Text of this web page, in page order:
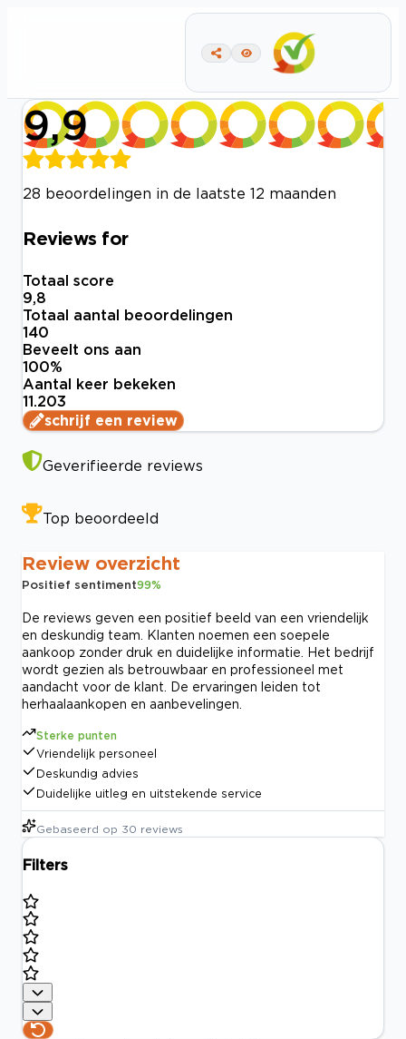
9,9
28 beoordelingen in de laatste 12 maanden
Reviews for
Totaal score
9,8
Totaal aantal beoordelingen
140
Beveelt ons aan
100%
Aantal keer bekeken
11.203
schrijf een review
Geverifieerde reviews
Top beoordeeld
Review overzicht
Positief sentiment99%
De reviews geven een positief beeld van een vriendelijk
en deskundig team. Klanten noemen een soepele
aankoop zonder druk en duidelijke informatie. Het bedrijf
wordt gezien als betrouwbaar en professioneel met
aandacht voor de klant. De ervaringen leiden tot
herhaalaankopen en aanbevelingen.
Sterke punten
Vriendelijk personeel
Deskundig advies
Duidelijke uitleg en uitstekende service
Gebaseerd op 30 reviews
Filters